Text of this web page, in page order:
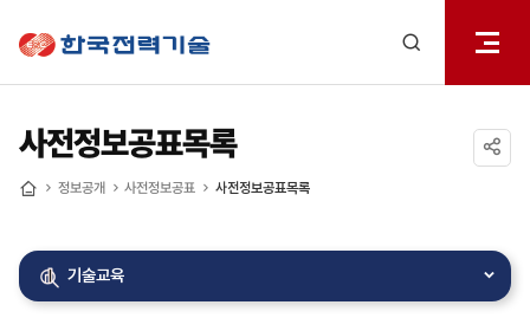
열기
사전정보공표목록
정보공개 사전정보공표 사전정보공표목록
기술교육